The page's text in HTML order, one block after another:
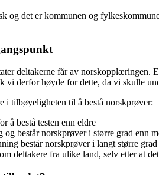
og det er kommunen og
deltakerne får av norskopplæringen.
vi derfor høyde for dette, da vi skulle
i tilbøyeligheten til å bestå norskprøver:
å bestå testen enn eldre
består norskprøver i større grad enn
består norskprøver i langt større
deltakere fra ulike land, selv etter at